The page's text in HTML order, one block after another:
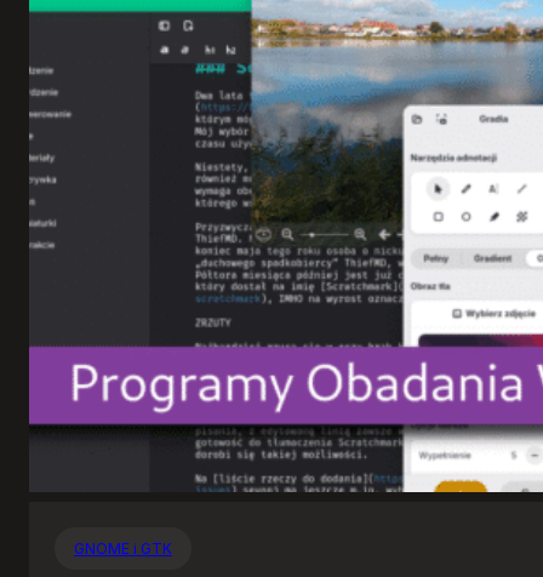
rowerowe
GNOME i GTK